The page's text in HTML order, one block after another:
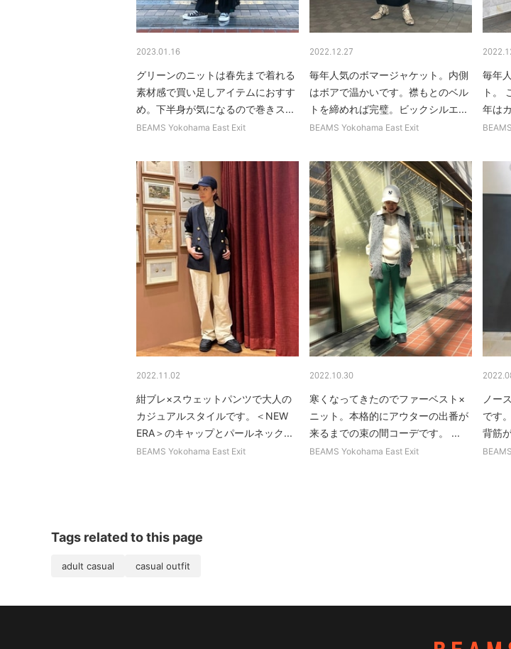
2023.01.16
グリーンのニットは春先まで着れる
素材感で買い足しアイテムにおすす
め。下半身が気になるので巻きス...
BEAMS Yokohama East Exit
2022.12.27
毎年人気のボマージャケット。内側
はボアで温かいです。襟もとのベル
トを締めれば完璧。ビックシルエ...
BEAMS Yokohama East Exit
毎年
ト。
年は
2022.11.02
紺ブレ×スウェットパンツで大人の
カジュアルスタイルです。＜NEW
ERA＞のキャップとパールネック...
BEAMS Yokohama East Exit
2022.10.30
寒くなってきたのでファーベスト×
ニット。本格的にアウターの出番が
来るまでの束の間コーデです。 ...
BEAMS Yokohama East Exit
ノー
です
背筋
Tags related to this page
adult casual casual outfit